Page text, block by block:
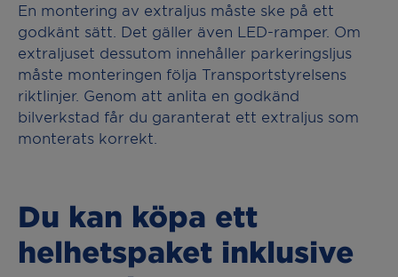
En montering av extraljus måste ske på ett
godkänt sätt. Det gäller även LED-ramper. Om
extraljuset dessutom innehåller parkeringsljus
måste monteringen följa Transportstyrelsens
riktlinjer. Genom att anlita en godkänd
bilverkstad får du garanterat ett extraljus som
monterats korrekt.
Du kan köpa ett
helhetspaket inklusive